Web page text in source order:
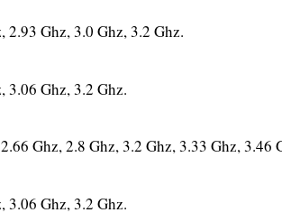
2.93 Ghz, 3.0 Ghz, 3.2 Ghz.
3.06 Ghz, 3.2 Ghz.
Ghz, 2.8 Ghz, 3.2 Ghz, 3.33 Ghz, 3.46
3.06 Ghz, 3.2 Ghz.